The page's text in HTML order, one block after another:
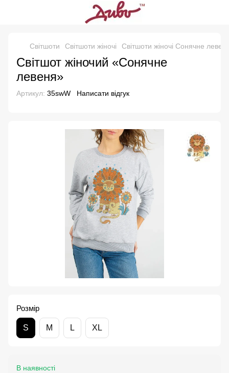
Свiтшоти Світшоти жіночі Світшоти жіночі Сонячне
Світшот жіночий «Сонячне
левеня»
Артикул: 35swW Написати відгук
Розмір
S M L XL
В наявності